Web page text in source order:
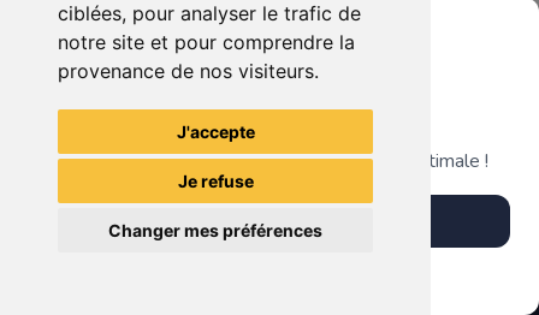
ciblées, pour analyser le trafic de
notre site et pour comprendre la
provenance de nos visiteurs.
J'accepte
Je refuse
Changer mes préférences
7.90 € 0
Duo : The Elder Scrolls Iv - Oblivion + Bioshock Xbox 360
9.90 €
Bayonetta Xbox 360
TheGamingR83
Grenier du Geek
Télécharge notre app pour une expérience optimale !
Télécharger l'app